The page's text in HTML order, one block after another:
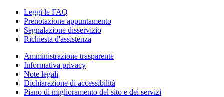
Leggi le FAQ
Prenotazione appuntamento
Segnalazione disservizio
Richiesta d'assistenza
Amministrazione trasparente
Informativa privacy
Note legali
Dichiarazione di accessibilità
Piano di miglioramento del sito e dei servizi